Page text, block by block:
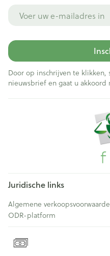
Door op inschrijven te klikken,
nieuwsbrief en gaat u akkoord
Juridische links
Algemene
ODR-platform